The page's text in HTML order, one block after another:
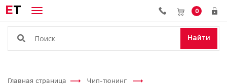
ET 0
Найти
Главная страница
Чип-тюнинг